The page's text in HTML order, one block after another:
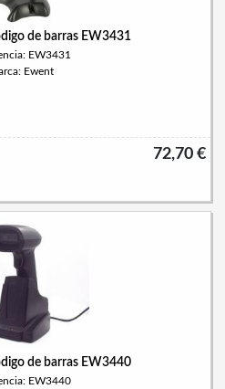
de barras EW3431
EW3431
Ewent
72,70 €
de barras EW3440
EW3440